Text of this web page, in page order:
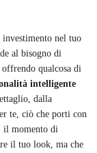
investimento nel tuo
al bisogno di
qualcosa di
intelligente
dalla
te, ciò che porti con
il momento di
il tuo look, ma che